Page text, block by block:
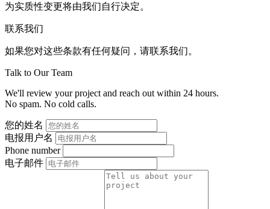
为实质性变更将由我们自行决定。
联系我们
如果您对这些条款有任何疑问，请联系我们。
Talk to Our Team
We'll review your project and reach out within 24 hours.
No spam. No cold calls.
您的姓名
电报用户名
Phone number
电子邮件